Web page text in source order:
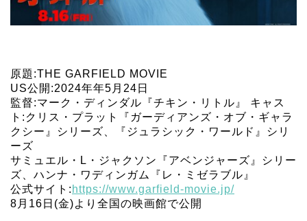
原題:THE GARFIELD MOVIE
US公開:2024年年5月24日
監督:マーク・ディンダル『チキン・リトル』 キャス
ト:クリス・プラット『ガーディアンズ・オブ・ギャラ
クシー』シリーズ、『ジュラシック・ワールド』シリ
ーズ
サミュエル・L・ジャクソン『アベンジャーズ』シリー
ズ、ハンナ・ワディンガム『レ・ミゼラブル』
公式サイト: https://www.garfield-movie.jp/
8月16日(金)より全国の映画館で公開